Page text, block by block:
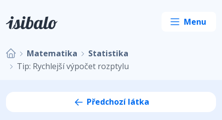
Matematika
Statistika
Tip: Rychlejší výpočet rozptylu
Předchozí látka